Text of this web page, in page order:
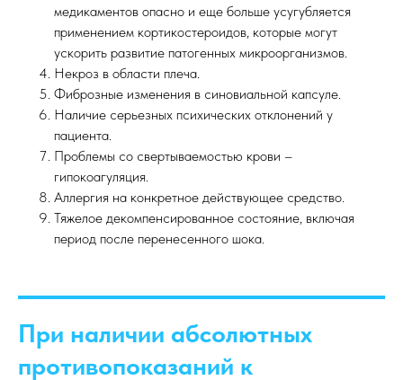
медикаментов опасно и еще больше усугубляется
применением кортикостероидов, которые могут
ускорить развитие патогенных микроорганизмов.
Некроз в области плеча.
Фиброзные изменения в синовиальной капсуле.
Наличие серьезных психических отклонений у
пациента.
Проблемы со свертываемостью крови –
гипокоагуляция.
Аллергия на конкретное действующее средство.
Тяжелое декомпенсированное состояние, включая
период после перенесенного шока.
При наличии абсолютных
противопоказаний к